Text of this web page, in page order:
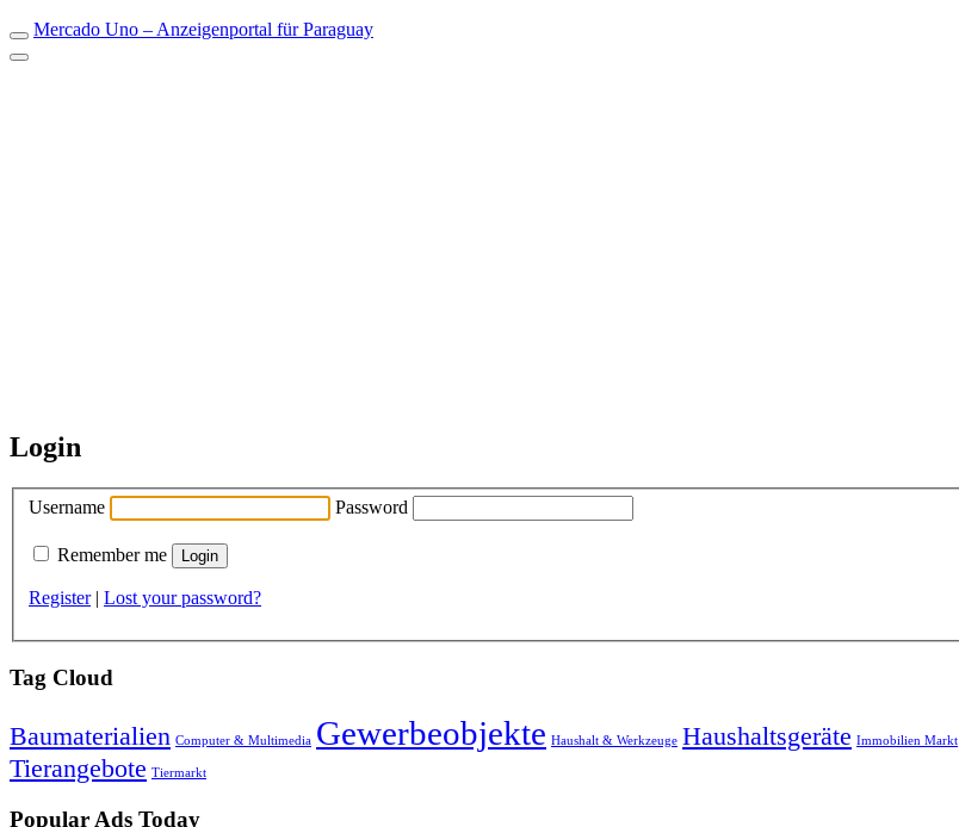
Mercado Uno – Anzeigenportal für Paraguay
Login
Username Password
Remember me
Register| Lost your password?
Tag Cloud
Baumaterialien Computer & Multimedia Gewerbeobjekte Haushalt & Werkzeuge Haushaltsgeräte Immobilien Markt
Tierangebote Tiermarkt
Popular Ads Today